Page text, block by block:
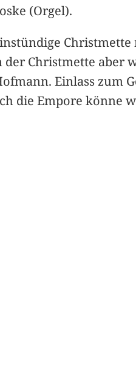
(Orgel).
Christmette aber
Einlass zum
die Empore könne